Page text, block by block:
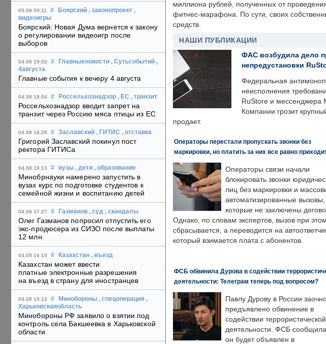
05.08 09:11 # Боярский , законопроект ,
видеоигры
Боярский: Новая Дума вернется к закону
о регулировании видеоигр после
выборов
04.08 19:02 # Главныеновости , Сутьсобытий ,
4августа
Главные события к вечеру 4 августа
04.08 18:54 # Россельхознадзор , ЕС , транзит
Россельхознадзор вводит запрет на
транзит через Россию мяса птицы из ЕС
04.08 18:28 # Заславский , ГИТИС , отставка
Григорий Заславский покинул пост
ректора ГИТИСа
04.08 18:13 # вузы , дети , образование
Минобрнауки намерено запустить в
вузах курс по подготовке студентов к
семейной жизни и воспитанию детей
04.08 17:27 # Газманов , суд , скандалы
Олег Газманов попросил отпустить его
экс-продюсера из СИЗО после выплаты
12 млн
04.08 16:10 # Казахстан , въезд
Казахстан может ввести
платные электронные разрешения
на въезд в страну для иностранцев
04.08 15:12 # Минобороны , спецоперация ,
Харьковскаяобласть
Минобороны РФ заявило о взятии под
контроль села Бакшеевка в Харьковской
области
миллиона рублей, полученных от
фитнес-марафона. По сути, своих
средств.
НАШИ ПУБЛИКАЦИИ
ФАС возбудила дело
непредустановки
Федеральная
неисполнения
RuStore и мессенджера
Компании грозит
продает.
Операторы перестали пропускать звонки без
маркировки, но платить за них все равно
Операторы связи начали
блокировать звонки
лиц без маркировки и
автоматизированные
которые не заключены
Однако, по словам экспертов, вызов при
сбрасывается, а переводится на
который взимается плата с абонентов.
ФСБ обвинила Дурова в содействии
деятельности: Телеграм теперь под вопросом?
Павлу Дурову в России
предъявлено обвинение в
содействии террористической
деятельности. ФСБ
он будет объявлен в